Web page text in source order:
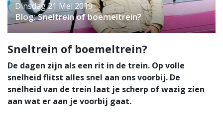
Dinsdag 21 Mei 2019
Blog: Sneltrein of boemeltrein?
Sneltrein of boemeltrein?
De dagen zijn als een rit in de trein. Op volle
snelheid flitst alles snel aan ons voorbij. De
snelheid van de trein laat je scherp of wazig zien
aan wat er aan je voorbij gaat.